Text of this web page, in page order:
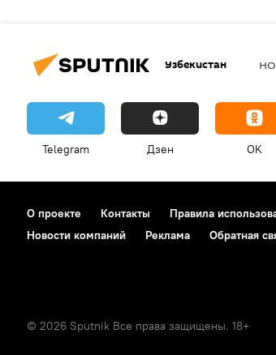
Узбекистан
Telegram Дзен OK
О проекте Контакты Правила
Новости компаний
Реклама Обратная
© 2026 Sputnik Все права защищены. 18+